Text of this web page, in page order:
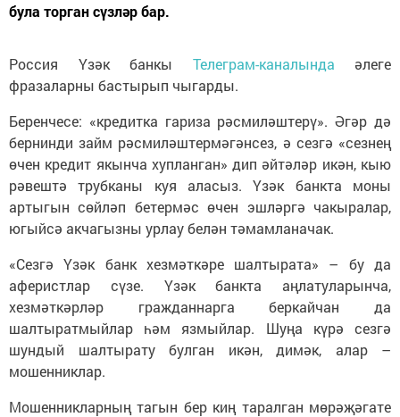
була торган сүзләр бар.
Россия Үзәк банкы Телеграм-каналында әлеге
фразаларны бастырып чыгарды.
Беренчесе: «кредитка гариза рәсмиләштерү». Әгәр дә
бернинди займ рәсмиләштермәгәнсез, ә сезгә «сезнең
өчен кредит якынча хупланган» дип әйтәләр икән, кыю
рәвештә трубканы куя аласыз. Үзәк банкта моны
артыгын сөйләп бетермәс өчен эшләргә чакыралар,
югыйсә акчагызны урлау белән тәмамланачак.
«Сезгә Үзәк банк хезмәткәре шалтырата» – бу да
аферистлар сүзе. Үзәк банкта аңлатуларынча,
хезмәткәрләр гражданнарга беркайчан да
шалтыратмыйлар һәм язмыйлар. Шуңа күрә сезгә
шундый шалтырату булган икән, димәк, алар –
мошенниклар.
Мошенникларның тагын бер киң таралган мөрәҗәгате